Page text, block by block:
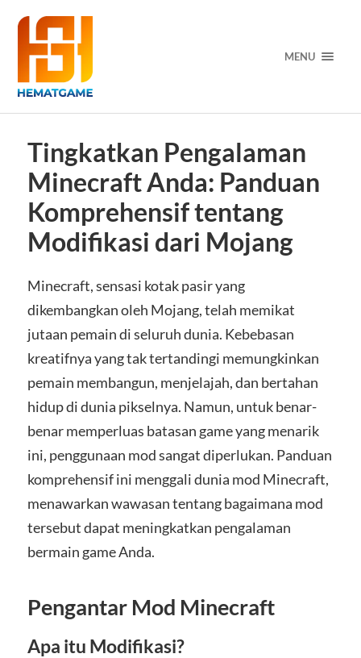
MENU
Tingkatkan Pengalaman
Minecraft Anda: Panduan
Komprehensif tentang
Modifikasi dari Mojang
Minecraft, sensasi kotak pasir yang
dikembangkan oleh Mojang, telah memikat
jutaan pemain di seluruh dunia. Kebebasan
kreatifnya yang tak tertandingi memungkinkan
pemain membangun, menjelajah, dan bertahan
hidup di dunia pikselnya. Namun, untuk benar-
benar memperluas batasan game yang menarik
ini, penggunaan mod sangat diperlukan. Panduan
komprehensif ini menggali dunia mod Minecraft,
menawarkan wawasan tentang bagaimana mod
tersebut dapat meningkatkan pengalaman
bermain game Anda.
Pengantar Mod Minecraft
Apa itu Modifikasi?